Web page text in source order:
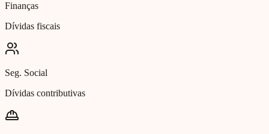
Finanças
Dívidas fiscais
Seg. Social
Dívidas contributivas